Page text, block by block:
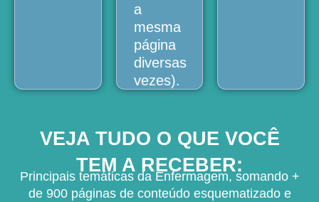
a
mesma
página
diversas
vezes).
VEJA TUDO O QUE VOCÊ
TEM A RECEBER:
Principais temáticas da Enfermagem, somando +
de 900 páginas de conteúdo esquematizado e